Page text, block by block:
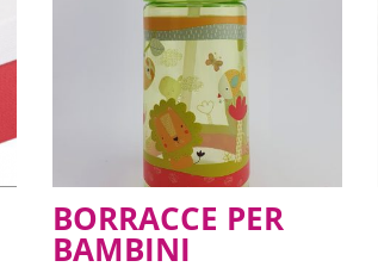
BORRACCE PER
BAMBINI